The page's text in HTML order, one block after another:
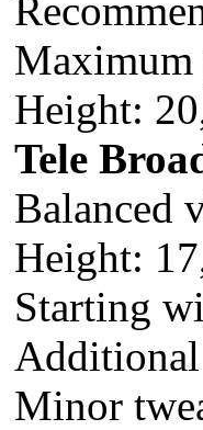
Maximum
Height:
Tele
Balanced
Height:
Starting
Minor